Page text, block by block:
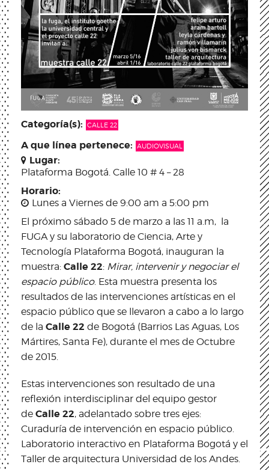
Categoría(s): CALLE 22
A que línea pertenece: AUDIOVISUAL
Lugar:
Plataforma Bogotá. Calle 10 # 4 – 28
Horario:
Lunes a Viernes de 9:00 am a 5:00 pm
El próximo sábado 5 de marzo a las 11 a.m, la
FUGA y su laboratorio de Ciencia, Arte y
Tecnología Plataforma Bogotá, inauguran la
muestra: Calle 22: Mirar, intervenir y negociar el
espacio público. Esta muestra presenta los
resultados de las intervenciones artísticas en el
espacio público que se llevaron a cabo a lo largo
de la Calle 22 de Bogotá (Barrios Las Aguas, Los
Mártires, Santa Fe), durante el mes de Octubre
de 2015.
Estas intervenciones son resultado de una
reflexión interdisciplinar del equipo gestor
de Calle 22, adelantado sobre tres ejes:
Curaduría de intervención en espacio público.
Laboratorio interactivo en Plataforma Bogotá y el
Taller de arquitectura Universidad de los Andes.